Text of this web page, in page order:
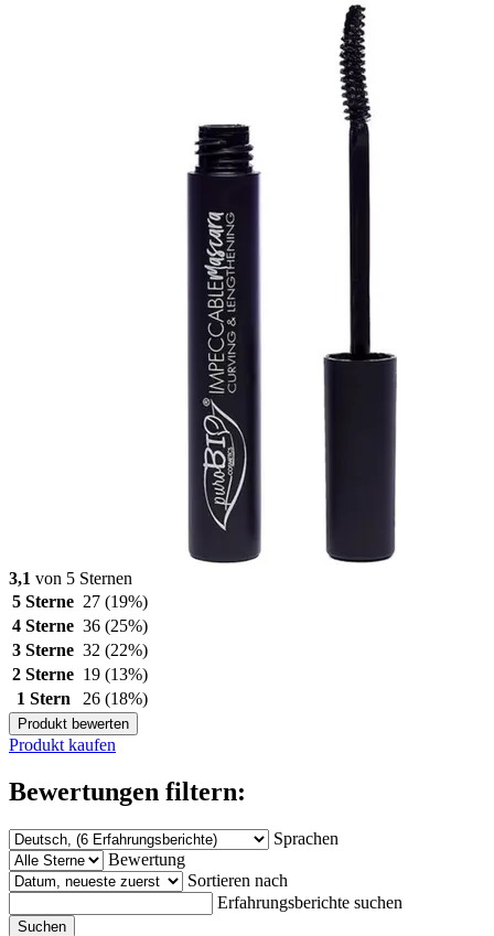
3,1 von 5 Sternen
5 Sterne 27 (19%)
4 Sterne 36 (25%)
3 Sterne 32 (22%)
2 Sterne 19 (13%)
1 Stern
26 (18%)
Produkt bewerten
Produkt kaufen
Bewertungen filtern:
Sprachen
Bewertung
Sortieren nach
Erfahrungsberichte suchen
Suchen